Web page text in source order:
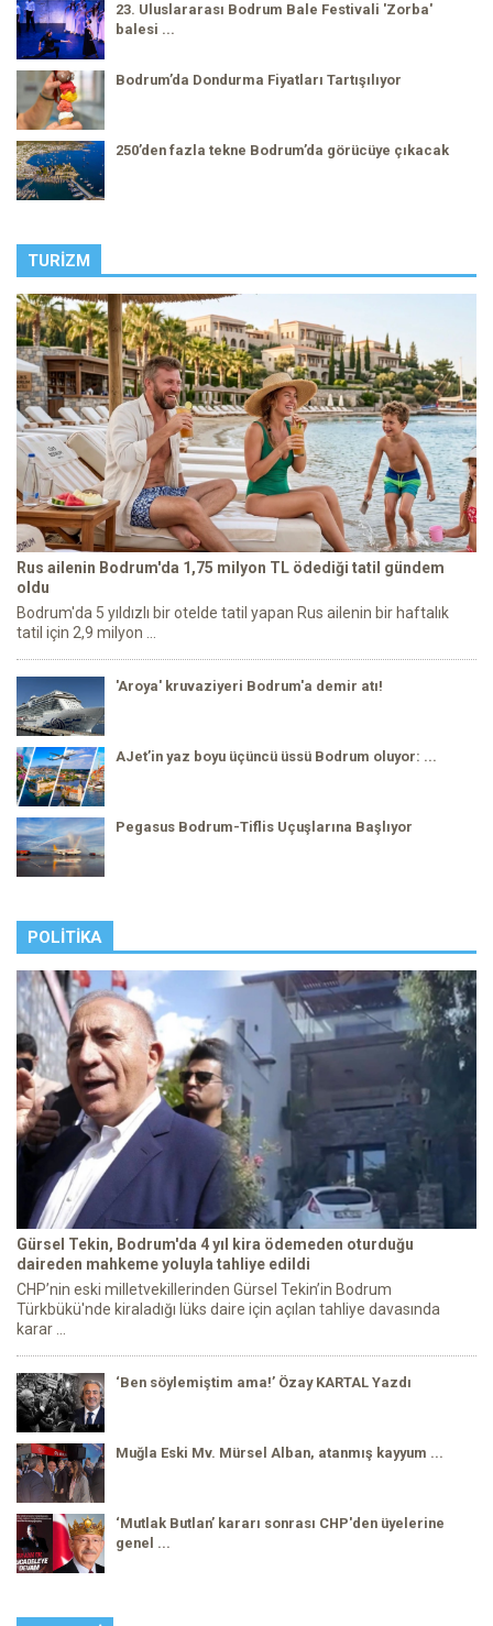
23. Uluslararası Bodrum Bale Festivali 'Zorba'
balesi ...
Bodrum’da Dondurma Fiyatları Tartışılıyor
250’den fazla tekne Bodrum’da görücüye çıkacak
TURIZM
Rus ailenin Bodrum'da 1,75 milyon TL ödediği tatil gündem
oldu
Bodrum'da 5 yıldızlı bir otelde tatil yapan Rus ailenin bir haftalık
tatil için 2,9 milyon ...
'Aroya' kruvaziyeri Bodrum'a demir atı!
AJet’in yaz boyu üçüncü üssü Bodrum oluyor: ...
Pegasus Bodrum-Tiflis Uçuşlarına Başlıyor
POLITIKA
Gürsel Tekin, Bodrum'da 4 yıl kira ödemeden oturduğu
daireden mahkeme yoluyla tahliye edildi
CHP’nin eski milletvekillerinden Gürsel Tekin’in Bodrum
Türkbükü'nde kiraladığı lüks daire için açılan tahliye davasında
karar ...
‘Ben söylemiştim ama!’ Özay KARTAL Yazdı
Muğla Eski Mv. Mürsel Alban, atanmış kayyum ...
‘Mutlak Butlan’ kararı sonrası CHP'den üyelerine
genel ...